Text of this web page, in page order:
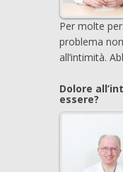
Per molte
problema
all’intimità.
Dolore
essere?